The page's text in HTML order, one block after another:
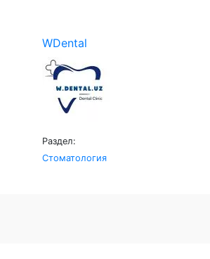
WDental
Раздел:
Стоматология